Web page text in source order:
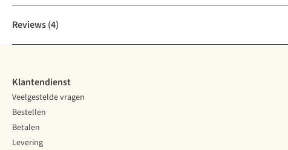
Reviews(4)
Klantendienst
Veelgestelde vragen
Bestellen
Betalen
Levering